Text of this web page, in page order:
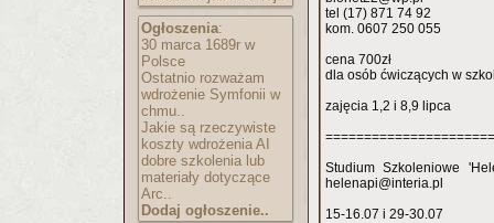
Ogłoszenia:
30 marca 1689r w
Polsce
Ostatnio rozważam
wdrożenie Symfonii w
chmu..
Jakie są rzeczywiste
koszty wdrożenia AI
dobre szkolenia lub
materiały dotyczące
Arc..
Dodaj ogłoszenie..
tel (17) 871 74 92
kom. 0607 250 055
cena 700zł
dla osób ćwiczących w
zajęcia 1,2 i 8,9 lipca
======================
Studium Szkoleniowe
helenapi@interia.pl
15-16.07 i 29-30.07